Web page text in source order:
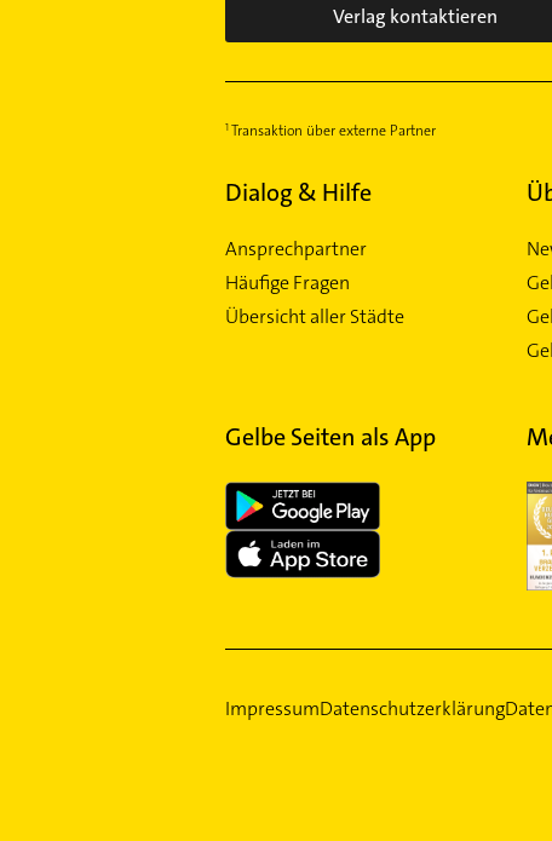
Verlag kontaktieren
Transaktion über externe Partner
Dialog & Hilfe
Ansprechpartner
Häufige Fragen
Übersicht aller Städte
Gelbe Seiten als App
ImpressumDatenschutzerklärung